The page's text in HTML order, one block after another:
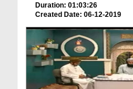
Duration: 01:03:26
Created Date: 06-12-2019